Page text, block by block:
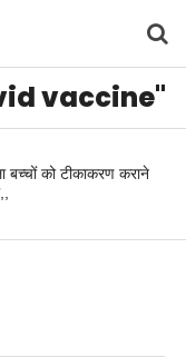
चमोलीटिहरी गढ़वाल
हरिद्वारदेशदुनिया
vaccine"
को टीकाकरण कराने